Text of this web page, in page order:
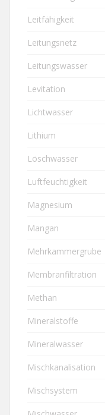
Leitfähigkeit
Leitungsnetz
Leitungswasser
Levitation
Lichtwasser
Lithium
Löschwasser
Luftfeuchtigkeit
Magnesium
Mangan
Mehrkammergrube
Membranfiltration
Methan
Mineralstoffe
Mineralwasser
Mischkanalisation
Mischsystem